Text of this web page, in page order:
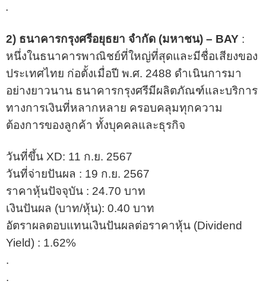
.
2) ธนาคารกรุงศรีอยุธยา จำกัด (มหาชน) – BAY :
หนึ่งในธนาคารพาณิชย์ที่ใหญ่ที่สุดและมีชื่อเสียงของ
ประเทศไทย ก่อตั้งเมื่อปี พ.ศ. 2488 ดำเนินการมา
อย่างยาวนาน ธนาคารกรุงศรีมีผลิตภัณฑ์และบริการ
ทางการเงินที่หลากหลาย ครอบคลุมทุกความ
ต้องการของลูกค้า ทั้งบุคคลและธุรกิจ
วันที่ขึ้น XD: 11 ก.ย. 2567
วันที่จ่ายปันผล : 19 ก.ย. 2567
ราคาหุ้นปัจจุบัน : 24.70 บาท
เงินปันผล (บาท/หุ้น): 0.40 บาท
อัตราผลตอบแทนเงินปันผลต่อราคาหุ้น (Dividend
Yield) : 1.62%
.
.